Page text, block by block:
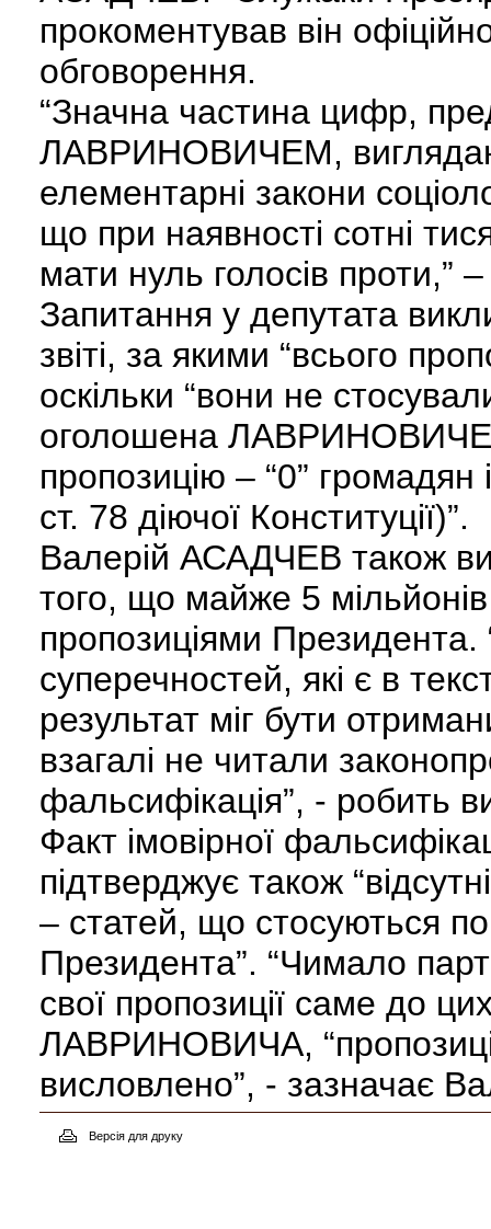
прокоментував він
обговорення.
“Значна частина цифр,
ЛАВРИНОВИЧЕМ,
елементарні закони
що при наявності сотні
мати нуль голосів
Запитання у депутата
звіті, за якими “всього
оскільки “вони не
оголошена
пропозицію – “0” громадян
ст. 78 діючої Конституції)”.
Валерій АСАДЧЕВ також
того, що майже 5
пропозиціями Президента.
суперечностей, які є в
результат міг бути
взагалі не читали
фальсифікація”, - робить
Факт імовірної
підтверджує також
– статей, що стосуються
Президента”. “Чимало
свої пропозиції саме до
ЛАВРИНОВИЧА,
висловлено”, - зазначає
Версія для друку